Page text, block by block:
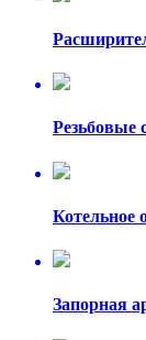
Резьбовые
Котельное
Запорная